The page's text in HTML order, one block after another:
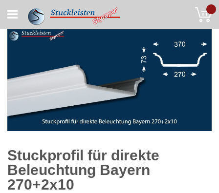
to
Content
Stuckprofil für direkte
Beleuchtung Bayern
270+2x10